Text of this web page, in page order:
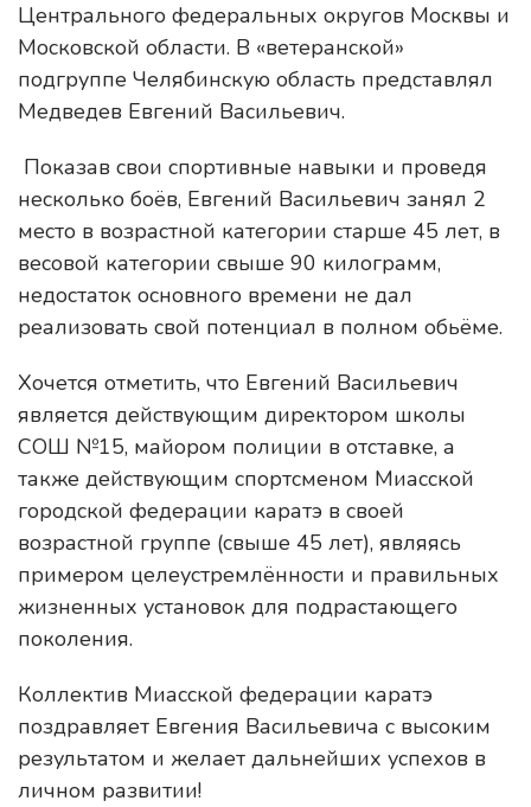
Центрального федеральных округов Москвы и
Московской области. В «ветеранской»
подгруппе Челябинскую область представлял
Медведев Евгений Васильевич.
Показав свои спортивные навыки и проведя
несколько боёв, Евгений Васильевич занял 2
место в возрастной категории старше 45 лет, в
весовой категории свыше 90 килограмм,
недостаток основного времени не дал
реализовать свой потенциал в полном обьёме.
Хочется отметить, что Евгений Васильевич
является действующим директором школы
СОШ №15, майором полиции в отставке, а
также действующим спортсменом Миасской
городской федерации каратэ в своей
возрастной группе (свыше 45 лет), являясь
примером целеустремлённости и правильных
жизненных установок для подрастающего
поколения.
Коллектив Миасской федерации каратэ
поздравляет Евгения Васильевича с высоким
результатом и желает дальнейших успехов в
личном развитии!